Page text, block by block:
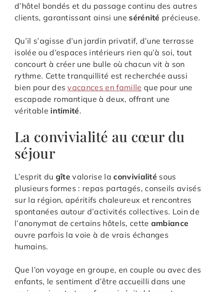
d’hôtel bondés et du passage continu des autres
clients, garantissant ainsi unesérénité précieuse.
Qu’il s’agisse d’un jardin privatif, d’une terrasse
isolée ou d’espaces intérieurs rien qu’à soi, tout
concourt à créer une bulle où chacun vit à son
rythme. Cette tranquillité est recherchée aussi
bien pour desvacances en famille que pour une
escapade romantique à deux, offrant une
véritable intimité.
La convivialité au cœur du
séjour
L’esprit du gîte valorise laconvivialité sous
plusieurs formes : repas partagés, conseils avisés
sur la région, apéritifs chaleureux et rencontres
spontanées autour d’activités collectives. Loin de
l’anonymat de certains hôtels, cette ambiance
ouvre parfois la voie à de vrais échanges
humains.
Que l’on voyage en groupe, en couple ou avec des
enfants, le sentiment d’être accueilli dans une